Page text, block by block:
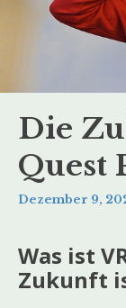
Die
Quest
Dezember 9,
Was ist
Zukunft